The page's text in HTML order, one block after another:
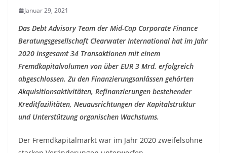
Januar 29, 2021
Das Debt Advisory Team der Mid-Cap Corporate Finance
Beratungsgesellschaft Clearwater International hat im Jahr
2020 insgesamt 34 Transaktionen mit einem
Fremdkapitalvolumen von über EUR 3 Mrd. erfolgreich
abgeschlossen. Zu den Finanzierungsanlässen gehörten
Akquisitionsaktivitäten, Refinanzierungen bestehender
Kreditfazilitäten, Neuausrichtungen der Kapitalstruktur
und Unterstützung organischen Wachstums.
Der Fremdkapitalmarkt war im Jahr 2020 zweifelsohne